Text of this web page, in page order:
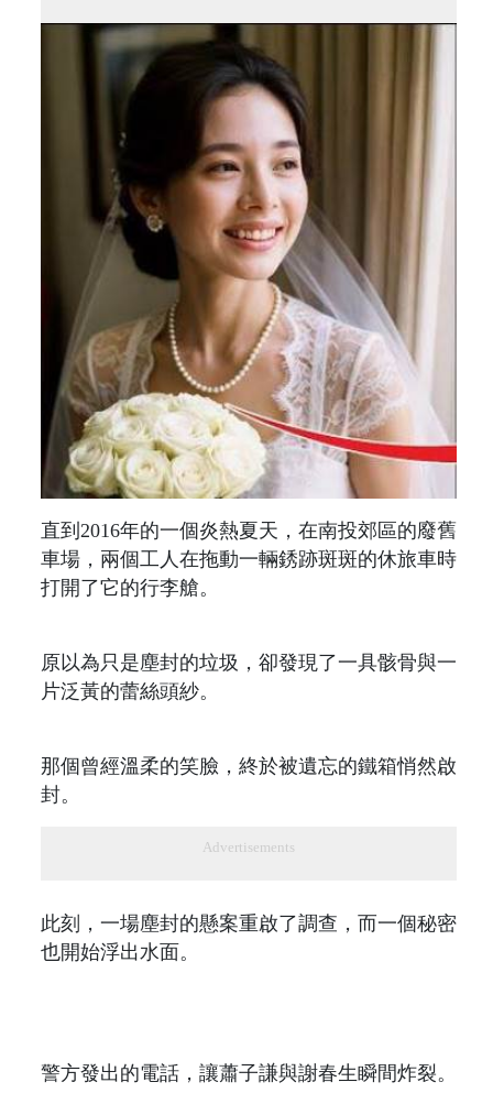
直到2016年的一個炎熱夏天，在南投郊區的廢舊
車場，兩個工人在拖動一輛銹跡斑斑的休旅車時
打開了它的行李艙。
原以為只是塵封的垃圾，卻發現了一具骸骨與一
片泛黃的蕾絲頭紗。
那個曾經溫柔的笑臉，終於被遺忘的鐵箱悄然啟
封。
Advertisements
此刻，一場塵封的懸案重啟了調查，而一個秘密
也開始浮出水面。
警方發出的電話，讓蕭子謙與謝春生瞬間炸裂。